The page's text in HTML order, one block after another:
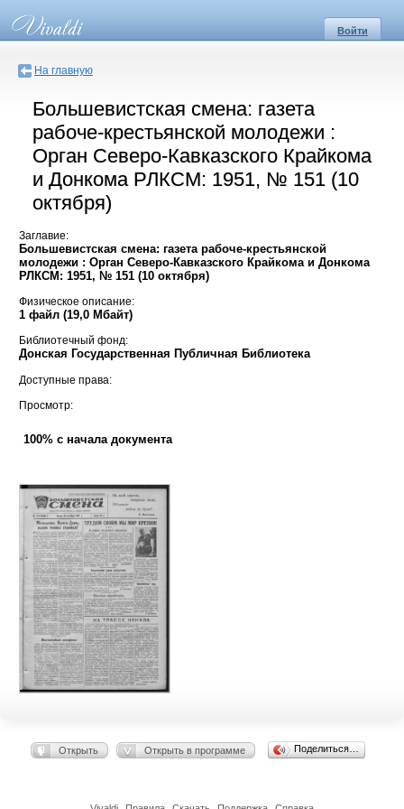
Войти
На главную
Большевистская смена: газета
рабоче-крестьянской молодежи :
Орган Северо-Кавказского Крайкома
и Донкома РЛКСМ: 1951, № 151 (10
октября)
Заглавие:
Большевистская смена: газета рабоче-крестьянской
молодежи : Орган Северо-Кавказского Крайкома и Донкома
РЛКСМ: 1951, № 151 (10 октября)
Физическое описание:
1 файл (19,0 Мбайт)
Библиотечный фонд:
Донская Государственная Публичная Библиотека
Доступные права:
Просмотр:
100% с начала документа
Открыть Открыть в программе Поделиться…